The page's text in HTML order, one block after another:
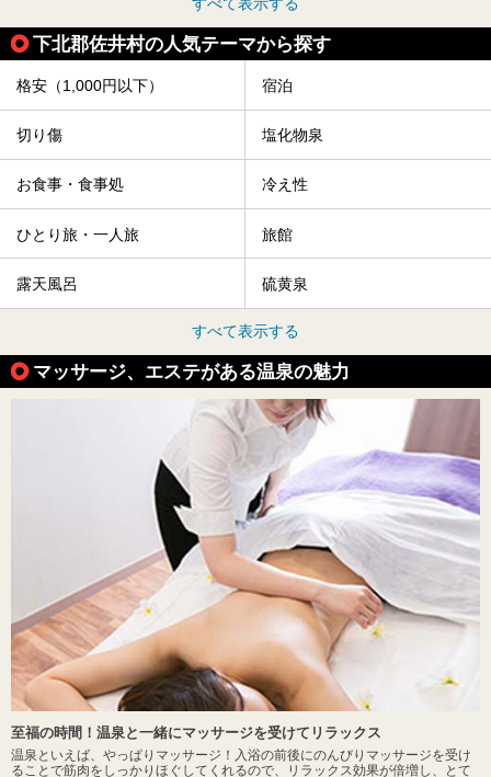
すべて表示する
下北郡佐井村の人気テーマから探す
格安（1,000円以下） 宿泊
切り傷 塩化物泉
お食事・食事処 冷え性
ひとり旅・一人旅 旅館
露天風呂 硫黄泉
すべて表示する
マッサージ、エステがある温泉の魅力
至福の時間！温泉と一緒にマッサージを受けてリラックス
温泉といえば、やっぱりマッサージ！入浴の前後にのんびりマッサージを受け
ることで筋肉をしっかりほぐしてくれるので、リラックス効果が倍増し、とて